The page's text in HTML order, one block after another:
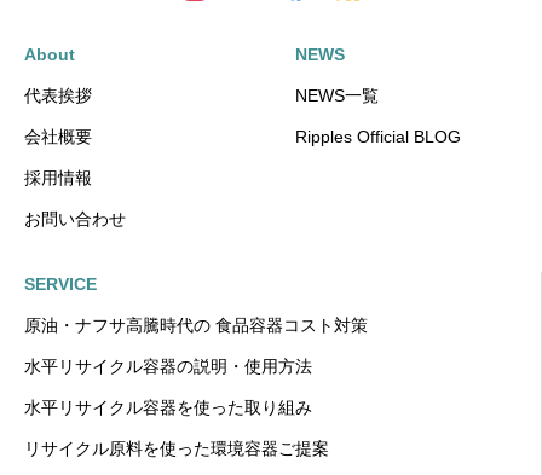
About
代表挨拶
会社概要
採用情報
お問い合わせ
NEWS
NEWS一覧
Ripples Official BLOG
SERVICE
原油・ナフサ高騰時代の 食品容器コスト対策
水平リサイクル容器の説明・使用方法
水平リサイクル容器を使った取り組み
リサイクル原料を使った環境容器ご提案